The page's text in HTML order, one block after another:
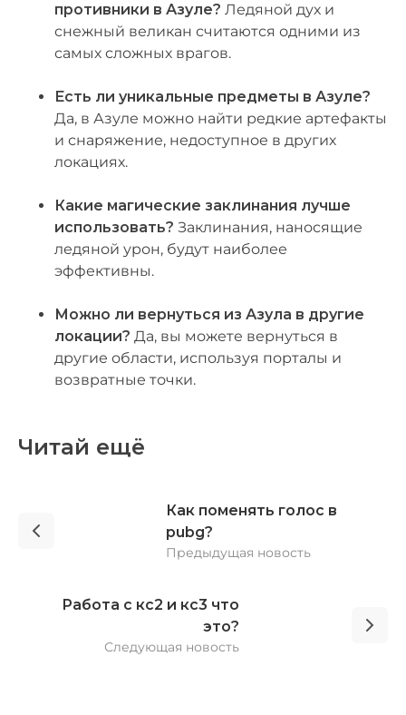
противники в Азуле? Ледяной дух и
снежный великан считаются одними из
самых сложных врагов.
Есть ли уникальные предметы в Азуле?
Да, в Азуле можно найти редкие артефакты
и снаряжение, недоступное в других
локациях.
Какие магические заклинания лучше
использовать? Заклинания, наносящие
ледяной урон, будут наиболее
эффективны.
Можно ли вернуться из Азула в другие
локации? Да, вы можете вернуться в
другие области, используя порталы и
возвратные точки.
Читай ещё
Как поменять голос в
pubg?
Предыдущая новость
Работа с кс2 и кс3 что
это?
Следующая новость